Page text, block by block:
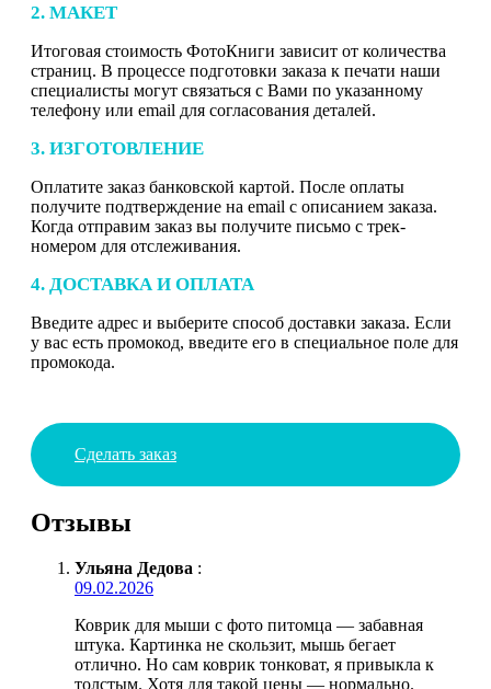
2. МАКЕТ
Итоговая стоимость ФотоКниги зависит от количества
страниц. В процессе подготовки заказа к печати наши
специалисты могут связаться с Вами по указанному
телефону или email для согласования деталей.
3. ИЗГОТОВЛЕНИЕ
Оплатите заказ банковской картой. После оплаты
получите подтверждение на email с описанием заказа.
Когда отправим заказ вы получите письмо с трек-
номером для отслеживания.
4. ДОСТАВКА И ОПЛАТА
Введите адрес и выберите способ доставки заказа. Если
у вас есть промокод, введите его в специальное поле для
промокода.
Сделать заказ
Отзывы
Ульяна Дедова :
09.02.2026
Коврик для мыши с фото питомца — забавная
штука. Картинка не скользит, мышь бегает
отлично. Но сам коврик тонковат, я привыкла к
толстым. Хотя для такой цены — нормально.